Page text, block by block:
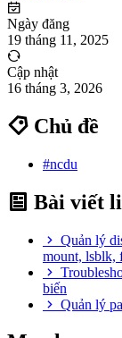
Ngày đăng
19 tháng 11, 2025
Cập nhật
16 tháng 3, 2026
Chủ đề
#ncdu
Bài viết
Quản lý
mount, lsblk,
biến
Quản lý